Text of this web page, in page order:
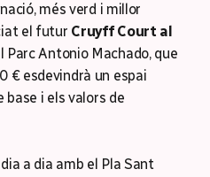
més verd i millor
el futur Cruyff Court al
Parc Antonio Machado, que
€ esdevindrà un espai
base i els valors de
a dia amb el Pla Sant